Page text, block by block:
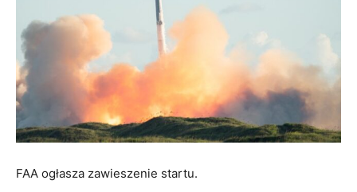
FAA ogłasza zawieszenie startu.